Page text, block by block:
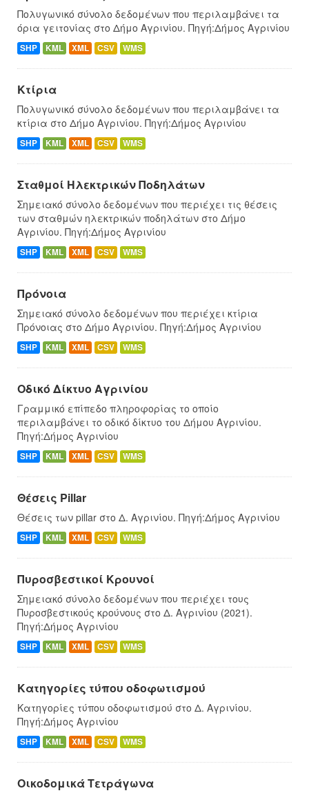
Πολυγωνικό σύνολο δεδομένων που περιλαμβάνει τα
όρια γειτονίας στο Δήμο Αγρινίου. Πηγή:Δήμος Αγρινίου
SHP KML XML CSV WMS
Κτίρια
Πολυγωνικό σύνολο δεδομένων που περιλαμβάνει τα
κτίρια στο Δήμο Αγρινίου. Πηγή:Δήμος Αγρινίου
SHP KML XML CSV WMS
Σταθμοί Ηλεκτρικών Ποδηλάτων
Σημειακό σύνολο δεδομένων που περιέχει τις θέσεις
των σταθμών ηλεκτρικών ποδηλάτων στο Δήμο
Αγρινίου. Πηγή:Δήμος Αγρινίου
SHP KML XML CSV WMS
Πρόνοια
Σημειακό σύνολο δεδομένων που περιέχει κτίρια
Πρόνοιας στο Δήμο Αγρινίου. Πηγή:Δήμος Αγρινίου
SHP KML XML CSV WMS
Οδικό Δίκτυο Αγρινίου
Γραμμικό επίπεδο πληροφορίας το οποίο
περιλαμβάνει το οδικό δίκτυο του Δήμου Αγρινίου.
Πηγή:Δήμος Αγρινίου
SHP KML XML CSV WMS
Θέσεις Pillar
Θέσεις των pillar στο Δ. Αγρινίου. Πηγή:Δήμος Αγρινίου
SHP KML XML CSV WMS
Πυροσβεστικοί Κρουνοί
Σημειακό σύνολο δεδομένων που περιέχει τους
Πυροσβεστικούς κρούνους στο Δ. Αγρινίου (2021).
Πηγή:Δήμος Αγρινίου
SHP KML XML CSV WMS
Κατηγορίες τύπου οδοφωτισμού
Κατηγορίες τύπου οδοφωτισμού στο Δ. Αγρινίου.
Πηγή:Δήμος Αγρινίου
SHP KML XML CSV WMS
Οικοδομικά Τετράγωνα